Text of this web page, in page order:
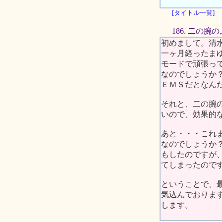
[タイトル一覧]
186. 二の腕
初めまして。清
一ヶ月経ったま
モードで頑張っ
なのでしょうか
ＥＭＳだとなん
それと、二の腕
いので、効果的
あと・・・これ
なのでしょうか
もしたのですが
てしまったので
ということで、
気込んでおりま
します。